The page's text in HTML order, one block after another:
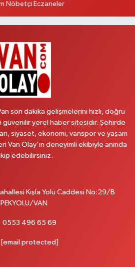
Tarifi Al
CAD.NO:17B
Tarifi Al
İpekyolu. Hatuniye mahallesi terzioğlu, Eski
Yol Tarifi Al
Nöbetçi Eczaneler
son dakika gelişmelerini hızlı, doğru
güvenilir yerel haber sitesidir. Şehirde
siyaset, ekonomi, vanspor ve yaşam
Van Olay’ın deneyimli ekibiyle anında
edebilirsiniz.
Kışla Yolu Caddesi No:29/B
İPEKYOLU/VAN
0553 496 65 69
[email protected]